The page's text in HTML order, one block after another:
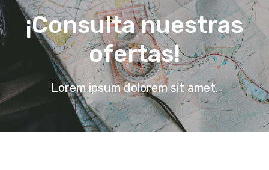
¡Consulta nuestras
ofertas!
Lorem ipsum dolorem sit amet.